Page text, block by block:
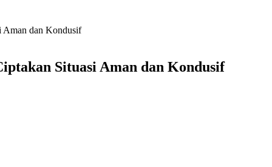
Aman dan Kondusif
Situasi Aman dan Kondusif